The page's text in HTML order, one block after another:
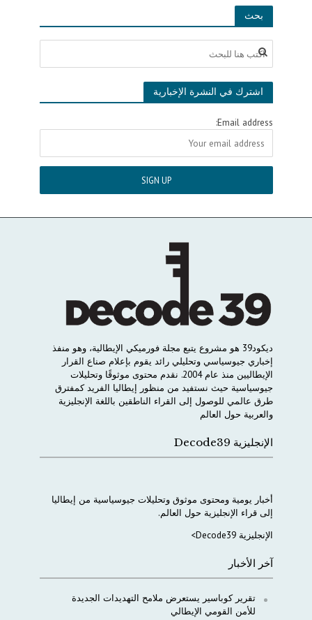
بحث
اشترك في النشرة الإخبارية
Email address:
ديكود39 هو مشروع يتبع مجلة فورميكي الإيطالية، وهو منفذ
إخباري جيوسياسي وتحليلي رائد يقوم بإعلام صناع القرار
الإيطاليين منذ عام 2004. نقدم محتوى موثوقًا وتحليلات
جيوسياسية حيث نستفيد من منظور إيطاليا الفريد كمفترق
طرق عالمي للوصول إلى القراء الناطقين باللغة الإنجليزية
والعربية حول العالم
الإنجليزية Decode39
أخبار يومية ومحتوى موثوق وتحليلات جيوسياسية من إيطاليا
إلى قراء الإنجليزية حول العالم.
الإنجليزية Decode39>
آخر الأخبار
تقرير كوباسير يستعرض ملامح التهديدات الجديدة
للأمن القومي الإيطالي